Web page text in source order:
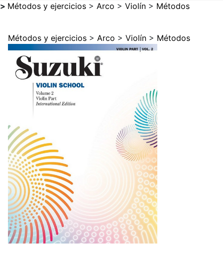
> Métodos y ejercicios > Arco > Violín > Métodos
Métodos y ejercicios > Arco > Violín > Métodos